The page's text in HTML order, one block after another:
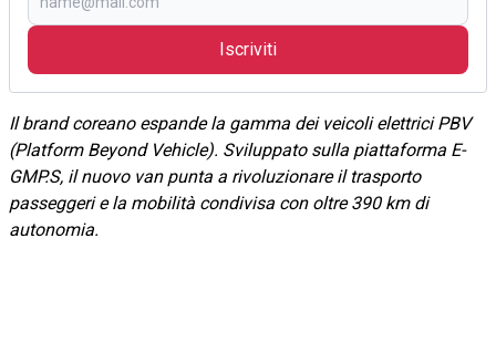
Iscriviti
Il brand coreano espande la gamma dei veicoli elettrici PBV
(Platform Beyond Vehicle). Sviluppato sulla piattaforma E-
GMP.S, il nuovo van punta a rivoluzionare il trasporto
passeggeri e la mobilità condivisa con oltre 390 km di
autonomia.